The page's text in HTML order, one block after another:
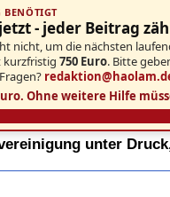
BENÖTIGT
- jeder Beitrag
nicht, um die nächsten
kurzfristig 750 Euro. Bitte
Ohne weitere Hilfe
unter